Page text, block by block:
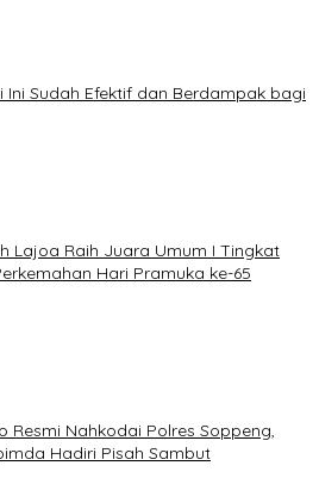
Ini Sudah Efektif dan Berdampak bagi
Lajoa Raih Juara Umum I Tingkat
Hari Pramuka ke-65
Resmi Nahkodai Polres Soppeng,
Hadiri Pisah Sambut